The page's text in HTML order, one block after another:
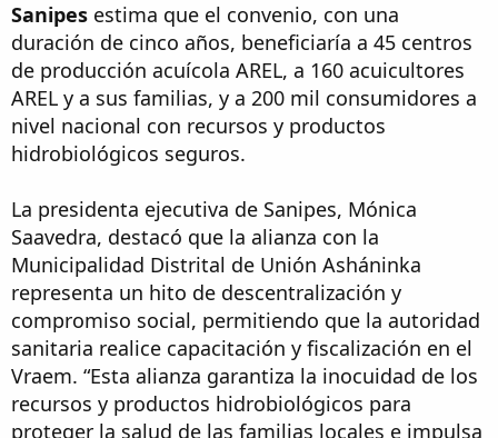
Sanipes estima que el convenio, con una
duración de cinco años, beneficiaría a 45 centros
de producción acuícola AREL, a 160 acuicultores
AREL y a sus familias, y a 200 mil consumidores a
nivel nacional con recursos y productos
hidrobiológicos seguros.
La presidenta ejecutiva de Sanipes, Mónica
Saavedra, destacó que la alianza con la
Municipalidad Distrital de Unión Asháninka
representa un hito de descentralización y
compromiso social, permitiendo que la autoridad
sanitaria realice capacitación y fiscalización en el
Vraem. “Esta alianza garantiza la inocuidad de los
recursos y productos hidrobiológicos para
proteger la salud de las familias locales e impulsa